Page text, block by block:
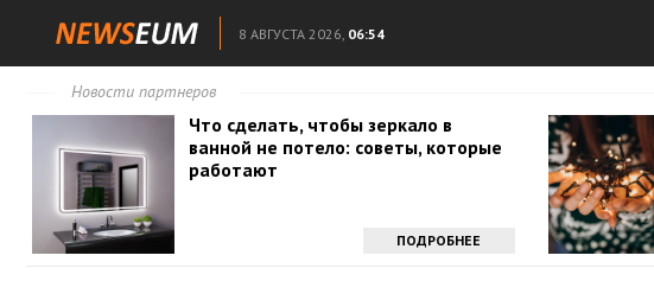
8 АВГУСТА 2026, 06:54
Новости партнеров
Что сделать, чтобы зеркало в
ванной не потело: советы, которые
работают
ПОДРОБНЕЕ